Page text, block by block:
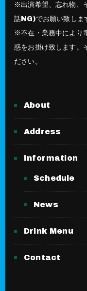
※出演希望、忘れ物、
話NG)でお願い致しま
※不在・業務中により
惑をお掛け致します。
ださい。
About
Address
Information
Schedule
News
Drink Menu
Contact